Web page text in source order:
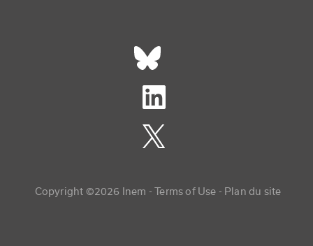
Réseaux sociaux footer
Copyright ©2026 Inem -Copyright menu
Terms of Use Plan du site